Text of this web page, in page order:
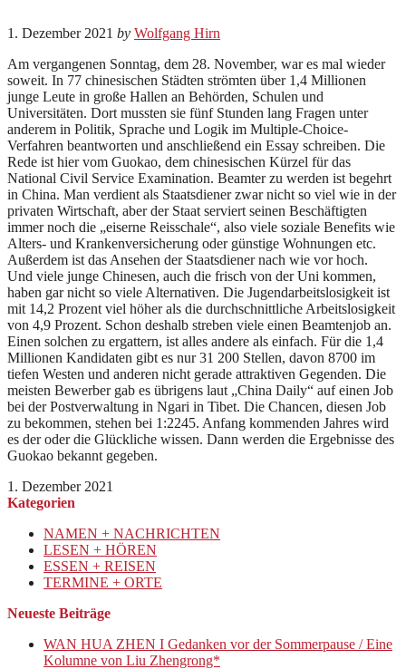
1. Dezember 2021 by Wolfgang Hirn
Am vergangenen Sonntag, dem 28. November, war es mal wieder
soweit. In 77 chinesischen Städten strömten über 1,4 Millionen
junge Leute in große Hallen an Behörden, Schulen und
Universitäten. Dort mussten sie fünf Stunden lang Fragen unter
anderem in Politik, Sprache und Logik im Multiple-Choice-
Verfahren beantworten und anschließend ein Essay schreiben. Die
Rede ist hier vom Guokao, dem chinesischen Kürzel für das
National Civil Service Examination. Beamter zu werden ist begehrt
in China. Man verdient als Staatsdiener zwar nicht so viel wie in der
privaten Wirtschaft, aber der Staat serviert seinen Beschäftigten
immer noch die „eiserne Reisschale“, also viele soziale Benefits wie
Alters- und Krankenversicherung oder günstige Wohnungen etc.
Außerdem ist das Ansehen der Staatsdiener nach wie vor hoch.
Und viele junge Chinesen, auch die frisch von der Uni kommen,
haben gar nicht so viele Alternativen. Die Jugendarbeitslosigkeit ist
mit 14,2 Prozent viel höher als die durchschnittliche Arbeitslosigkeit
von 4,9 Prozent. Schon deshalb streben viele einen Beamtenjob an.
Einen solchen zu ergattern, ist alles andere als einfach. Für die 1,4
Millionen Kandidaten gibt es nur 31 200 Stellen, davon 8700 im
tiefen Westen und anderen nicht gerade attraktiven Gegenden. Die
meisten Bewerber gab es übrigens laut „China Daily“ auf einen Job
bei der Postverwaltung in Ngari in Tibet. Die Chancen, diesen Job
zu bekommen, stehen bei 1:2245. Anfang kommenden Jahres wird
es der oder die Glückliche wissen. Dann werden die Ergebnisse des
Guokao bekannt gegeben.
1. Dezember 2021
Kategorien
NAMEN + NACHRICHTEN
LESEN + HÖREN
ESSEN + REISEN
TERMINE + ORTE
Neueste Beiträge
WAN HUA ZHEN I Gedanken vor der Sommerpause / Eine
Kolumne von Liu Zhengrong*